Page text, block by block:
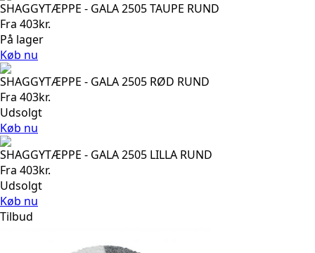
SHAGGYTÆPPE - GALA 2505 TAUPE RUND
Fra 403kr.
På lager
Køb nu
SHAGGYTÆPPE - GALA 2505 RØD RUND
Fra 403kr.
Udsolgt
Køb nu
SHAGGYTÆPPE - GALA 2505 LILLA RUND
Fra 403kr.
Udsolgt
Køb nu
Tilbud